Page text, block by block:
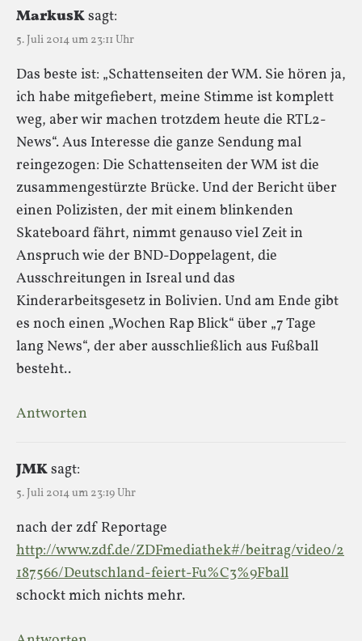
MarkusKsagt:
5. Juli 2014 um 23:11 Uhr
Das beste ist: „Schattenseiten der WM. Sie hören ja,
ich habe mitgefiebert, meine Stimme ist komplett
weg, aber wir machen trotzdem heute die RTL2-
News“. Aus Interesse die ganze Sendung mal
reingezogen: Die Schattenseiten der WM ist die
zusammengestürzte Brücke. Und der Bericht über
einen Polizisten, der mit einem blinkenden
Skateboard fährt, nimmt genauso viel Zeit in
Anspruch wie der BND-Doppelagent, die
Ausschreitungen in Isreal und das
Kinderarbeitsgesetz in Bolivien. Und am Ende gibt
es noch einen „Wochen Rap Blick“ über „7 Tage
lang News“, der aber ausschließlich aus Fußball
besteht..
Antworten
JMKsagt:
5. Juli 2014 um 23:19 Uhr
nach der zdf Reportage
http://www.zdf.de/ZDFmediathek#/beitrag/video/2
187566/Deutschland-feiert-Fu%C3%9Fball
schockt mich nichts mehr.